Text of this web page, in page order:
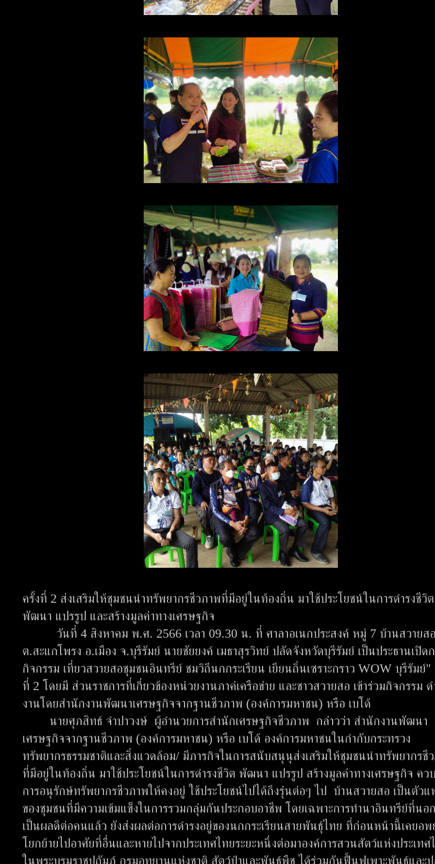
ครั้งที่ 2 ส่งเสริมให้ชุมชนนำทรัพยากรชีวภาพที่มีอยู่ในท้องถิ่น มาใช้ประโยชน์ในการดำรงชีวิต
พัฒนา แปรรูป และสร้างมูลค่าทางเศรษฐกิจ
วันที่ 4 สิงหาคม พ.ศ. 2566 เวลา 09.30 น. ที่ ศาลาอเนกประสงค์ หมู่ 7 บ้านสวายส
ต.สะแกโพรง อ.เมือง จ.บุรีรัมย์ นายชัยยงค์ เมธาสุรวิทย์ ปลัดจังหวัดบุรีรัมย์ เป็นประธานเปิด
กิจกรรม เที่ยวสวายสอชุมชนอินทรีย์ ชมวิถีนกกระเรียน เยียนถิ่นเซราะกราว WOW บุรีรัมย์"
ที่ 2 โดยมี ส่วนราชการที่เกี่ยวข้องหน่วยงานภาค่เครือข่าย และชาวสวายสอ เข้าร่วมกิจกรรม
งานโดยสำนักงานพัฒนาเศรษฐกิจจากฐานชีวภาพ (องค์การมหาชน) หรือ เบโด้
นายศุภสิทธ์ จำปาวงษ์ ผู้อำนวยการสำนักเศรษฐกิจชีวภาพ กล่าวว่า สำนักงานพัฒนา
เศรษฐกิจจากฐานชีวภาพ (องค์การมหาชน) หรือ เบโด้ องค์การมหาชนในกำกับกระทรวง
ทรัพยากรธรรมชาติและสิ่งแวดล้อม/ มีภารกิจในการสนับสนุนุส่งเสริมให้ชุมชนนำทรัพยากรชี
ที่มีอยู่ในท้องถิ่น มาใช้ประโยชน์ในการดำรงชีวิต พัฒนา แปรรูป สร้างมูลค่าทางเศรษฐกิจ คว
การอนุรักษ์ทรัพยากรชีวภาพให้คงอยู่ ใช้ประโยชน์ไปได้ถึงรุ่นต่อๆ ไป บ้านสวายสอ เป็นตัว
ของชุมชนที่มีความเข้มแข็งในการรวมกลุ่มกันประกอบอาชีพ โดยเฉพาะการทำนาอินทรีย์ที่นอ
เป็นผลดีต่อคนแล้ว ยังส่งผลต่อการดำรงอยู่ของนกกระเรียนสายพันธุ์ไทย ที่ก่อนหน้านี้เคยอ
โยกย้ายไปอาศัยที่อื่นและหายไปจากประเทศไทยระยะหนึ่งต่อมาองค์การสวนสัตว์แห่งประเทศ
ในพระบรมราชูปถัมภ์ กรมอุทยานแห่งชาติ สัตว์ป่าและพันธุ์พืช ได้ร่วมกันฟื้นฟูเพาะพันธุ์และ